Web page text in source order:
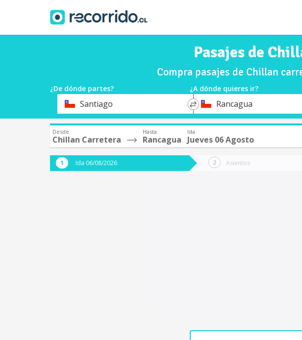
Pasajes de
Compra pasajes de Chillan
¿De dónde partes? ¿A dónde quieres ir?
OrigenSantiago
*
DestinoRancagua
Desde
Chillan Carretera
Hasta
Rancagua
Ida
Jueves 06 Agosto
Ida 06/08/2026 Asientos